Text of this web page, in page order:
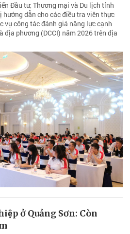
Đầu tư, Thương mại và Du lịch tỉnh
dẫn cho các điều tra viên thực
vụ công tác đánh giá năng lực cạnh
địa phương (DCCI) năm 2026 trên địa
ở Quảng Sơn: Còn